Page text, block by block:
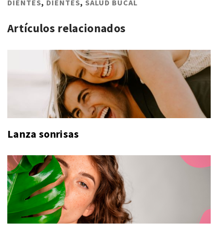
DIENTES, DIENTES, SALUD BUCAL
Artículos relacionados
Lanza sonrisas